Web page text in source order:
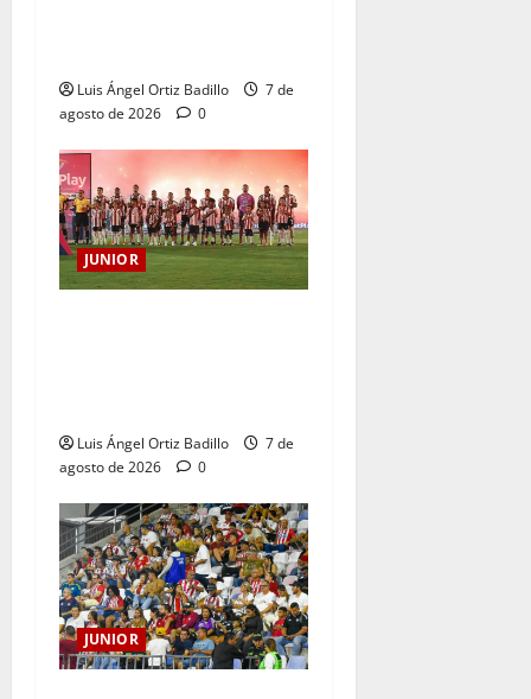
Luis Ángel Ortiz Badillo
7 de
agosto de 2026
0
JUNIOR
Luis Ángel Ortiz Badillo
7 de
agosto de 2026
0
JUNIOR